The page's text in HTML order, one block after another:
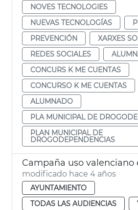
NOVES TECNOLOGIES
NUEVAS TECNOLOGÍAS
PREVENCIÓN
XARXES
REDES SOCIALES
CONCURS K ME CUENTAS
CONCURSO K ME CUENTAS
ALUMNADO
PLA MUNICIPAL DE
PLAN MUNICIPAL DE
DROGODEPENDENCIAS
modificado hace 4 años
AYUNTAMIENTO
TODAS LAS AUDIENCIAS